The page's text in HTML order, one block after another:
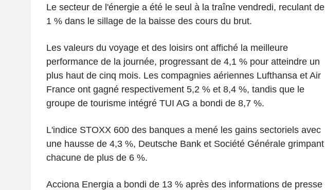
Le secteur de l'énergie a été le seul à la traîne vendredi, reculant de
1 % dans le sillage de la baisse des cours du brut.
Les valeurs du voyage et des loisirs ont affiché la meilleure
performance de la journée, progressant de 4,1 % pour atteindre un
plus haut de cinq mois. Les compagnies aériennes Lufthansa et Air
France ont gagné respectivement 5,2 % et 8,4 %, tandis que le
groupe de tourisme intégré TUI AG a bondi de 8,7 %.
L'indice STOXX 600 des banques a mené les gains sectoriels avec
une hausse de 4,3 %, Deutsche Bank et Société Générale grimpant
chacune de plus de 6 %.
Acciona Energia a bondi de 13 % après des informations de presse